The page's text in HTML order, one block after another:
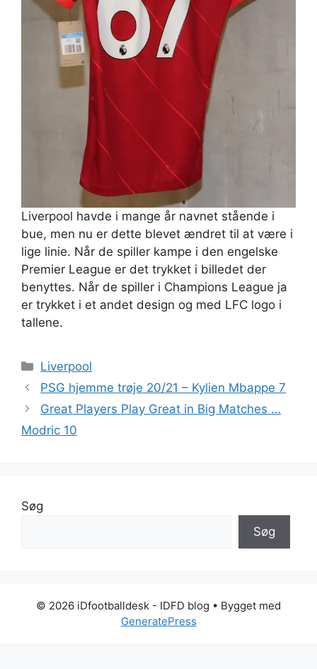
Liverpool havde i mange år navnet stående i
bue, men nu er dette blevet ændret til at være i
lige linie. Når de spiller kampe i den engelske
Premier League er det trykket i billedet der
benyttes. Når de spiller i Champions League ja
er trykket i et andet design og med LFC logo i
tallene.
Kategorier
Liverpool
PSG hjemme trøje 20/21 – Kylien Mbappe 7
Great Players Play Great in Big Matches …
Modric 10
Søg
Søg
© 2026 iDfootballdesk - IDFD blog • Bygget med
GeneratePress